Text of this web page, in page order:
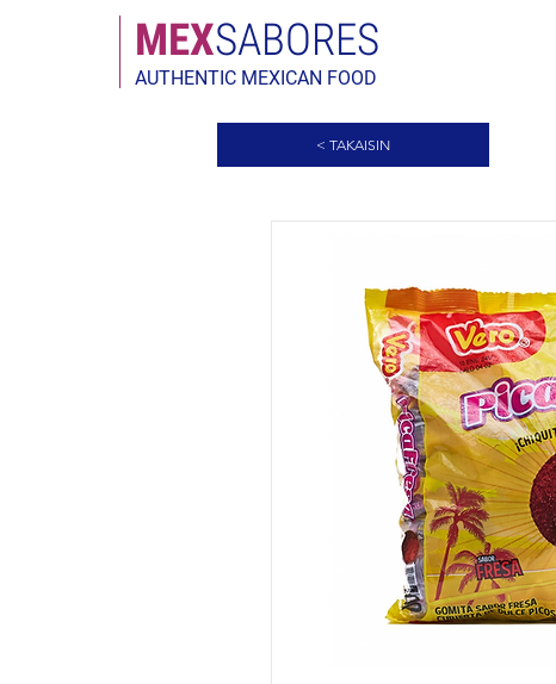
MEXSABORES
AUTHENTIC MEXICAN FOOD
< TAKAISIN